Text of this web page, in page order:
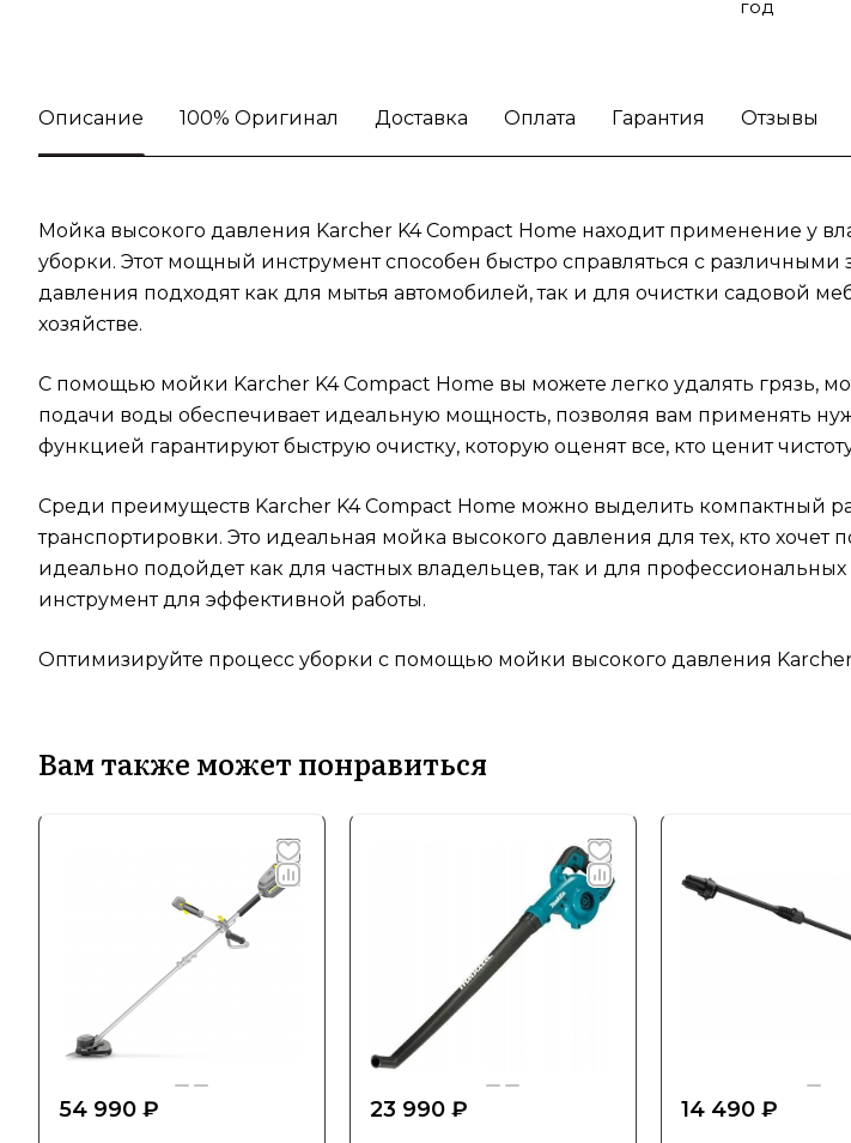
владельцев, так
помощью мойки
Compact Home.
год
Описание 100% Оригинал Доставка Оплата Гарантия Отзывы
Мойка высокого давления Karcher K4 Compact Home находит применение у
уборки. Этот мощный инструмент способен быстро справляться с
давления подходят как для мытья автомобилей, так и для очистки садовой
хозяйстве.
С помощью мойки Karcher K4 Compact Home вы можете легко удалять грязь,
подачи воды обеспечивает идеальную мощность, позволяя вам применять
функцией гарантируют быструю очистку, которую оценят все, кто ценит
Среди преимуществ Karcher K4 Compact Home можно выделить компактный
транспортировки. Это идеальная мойка высокого давления для тех, кто
идеально подойдет как для частных владельцев, так и для
инструмент для эффективной работы.
Оптимизируйте процесс уборки с помощью мойки высокого давления Karcher
Вам также может понравиться
54 990 ₽ 23 990 ₽ 14 490 ₽